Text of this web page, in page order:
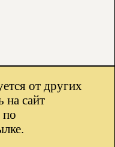
от других
на сайт
по